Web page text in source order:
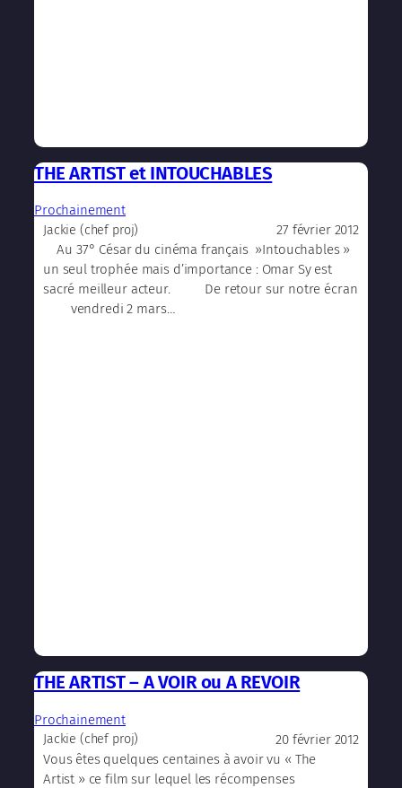
THE ARTIST et INTOUCHABLES
Prochainement
Jackie (chef proj)
27 février 2012
Au 37° César du cinéma français »Intouchables »
un seul trophée mais d’importance : Omar Sy est
sacré meilleur acteur. De retour sur notre écran
vendredi 2 mars…
THE ARTIST – A VOIR ou A REVOIR
Prochainement
Jackie (chef proj)
20 février 2012
Vous êtes quelques centaines à avoir vu « The
Artist » ce film sur lequel les récompenses